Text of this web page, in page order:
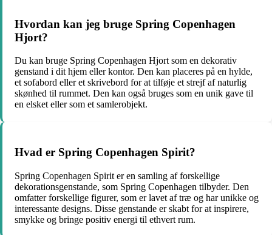
Hvordan kan jeg bruge Spring Copenhagen
Hjort?
Du kan bruge Spring Copenhagen Hjort som en dekorativ
genstand i dit hjem eller kontor. Den kan placeres på en hylde,
et sofabord eller et skrivebord for at tilføje et strejf af naturlig
skønhed til rummet. Den kan også bruges som en unik gave til
en elsket eller som et samlerobjekt.
Hvad er Spring Copenhagen Spirit?
Spring Copenhagen Spirit er en samling af forskellige
dekorationsgenstande, som Spring Copenhagen tilbyder. Den
omfatter forskellige figurer, som er lavet af træ og har unikke og
interessante designs. Disse genstande er skabt for at inspirere,
smykke og bringe positiv energi til ethvert rum.